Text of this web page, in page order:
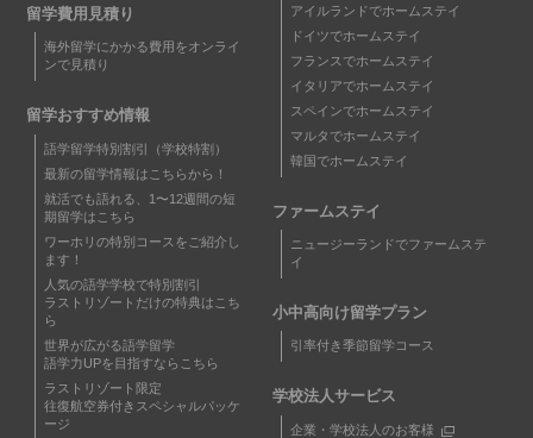
留学費用見積り
海外留学にかかる費用をオンライ
ンで見積り
留学おすすめ情報
語学留学特別割引（学校特割）
最新の留学情報はこちらから！
就活でも語れる、1〜12週間の短
期留学はこちら
ワーホリの特別コースをご紹介し
ます！
人気の語学学校で特別割引
ラストリゾートだけの特典はこち
ら
世界が広がる語学留学
語学力UPを目指すならこちら
ラストリゾート限定
往復航空券付きスペシャルパッケ
ージ
アイルランドでホームステイ
ドイツでホームステイ
フランスでホームステイ
イタリアでホームステイ
スペインでホームステイ
マルタでホームステイ
韓国でホームステイ
ファームステイ
ニュージーランドでファームステ
イ
小中高向け留学プラン
引率付き季節留学コース
学校法人サービス
企業・学校法人のお客様